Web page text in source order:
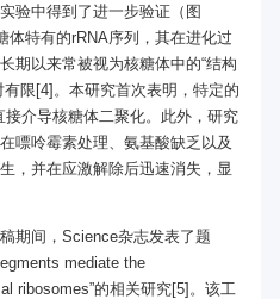
验中得到了进一步验证（图
体特有的rRNA序列，其在进化过
期以来常被视为核糖体中的“结构
限[4]。本研究首次表明，特定的
介导核糖体二聚化。此外，研究
嘌呤霉素处理、氨基酸缺乏以及
，并在应激解除后迅速消失，显
期间，Science杂志发表了题
mediate the
ribosomes”的相关研究[5]。该工